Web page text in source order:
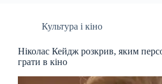
Культура і кіно
Ніколас Кейдж розкрив, яким
грати в кіно